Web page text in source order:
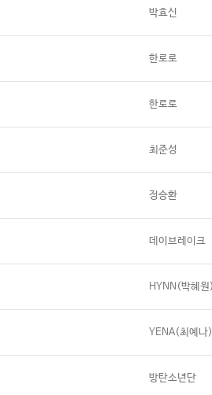
박효신
한로로
한로로
최준성
정승환
데이브레이크
HYNN(박혜
YENA(최예나)
방탄소년단